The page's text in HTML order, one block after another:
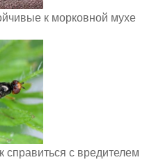
к морковной мухе
справиться с вредителем